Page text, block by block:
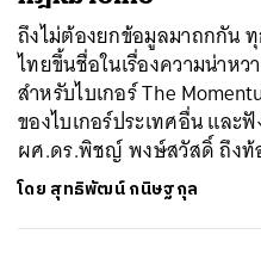
ถึงไม่ต้องยกข้อมูลมาถกกัน
ไทยขึ้นชื่อในเรื่องความน่าห
สำหรับไบเกอร์ The
ของไบเกอร์ประเทศอื่น และ
ผศ.ดร.พิชญ์ พงษ์สวัสดิ์ ถึง
โดย สุทธิพัฒน์ กนิษฐกุล